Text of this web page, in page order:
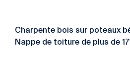
Charpente bois sur poteaux
Nappe de toiture de plus de